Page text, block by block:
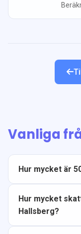
Vanliga
Hur mycket är
Hur mycket
Hallsberg?